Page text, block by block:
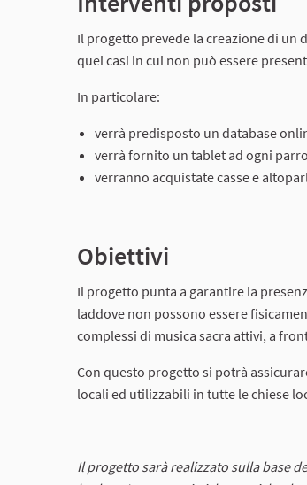
Il progetto prevede la creazione di
quei casi in cui non può essere
In particolare:
verrà predisposto un database
verrà fornito un tablet ad ogni
verranno acquistate casse e
Obiettivi
Il progetto punta a garantire la
laddove non possono essere
complessi di musica sacra attivi, a
Con questo progetto si potrà
locali ed utilizzabili in tutte le chiese
Il progetto sarà realizzato sulla base